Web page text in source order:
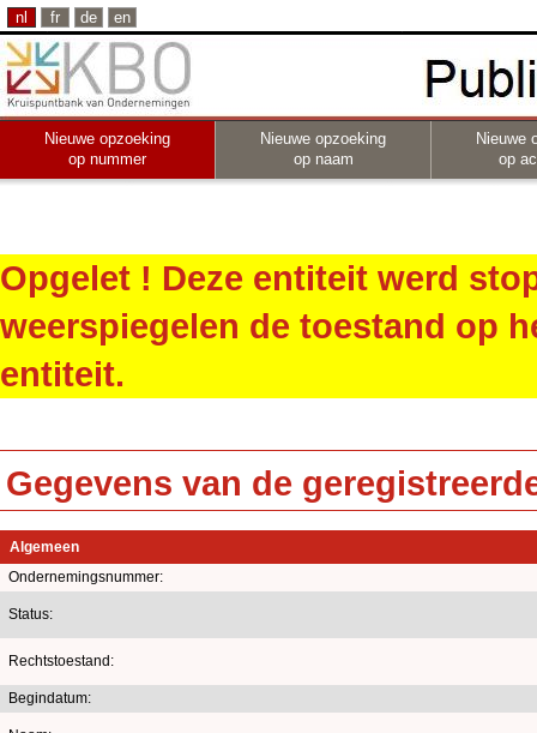
nl fr de en
Nieuwe opzoeking
op nummer
Nieuwe opzoeking
op naam
Nieuwe
op
Opgelet ! Deze entiteit werd
weerspiegelen de toestand op
entiteit.
Gegevens van de
Algemeen
Ondernemingsnummer:
Status:
Rechtstoestand:
Begindatum: